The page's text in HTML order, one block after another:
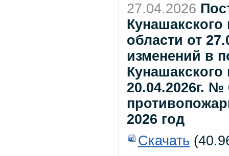
27.04.2026
области от
изменений в
Кунашакского
20.04.2026г.
2026 год
Скачать